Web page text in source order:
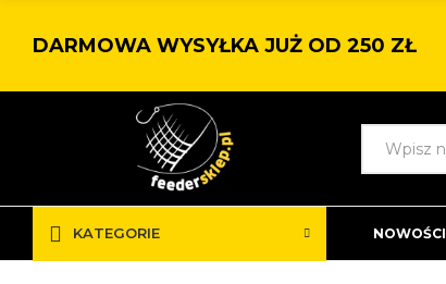
DARMOWA WYSYŁKA JUŻ OD 250 ZŁ
KATEGORIE NOWOŚCI